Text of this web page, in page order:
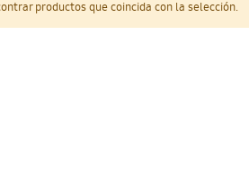
productos que coincida con la selección.